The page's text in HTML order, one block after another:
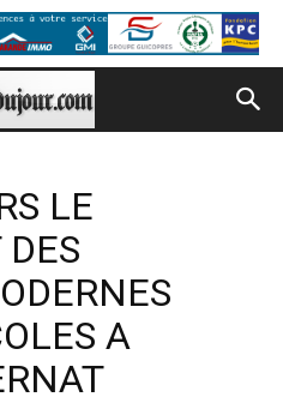
LE
A